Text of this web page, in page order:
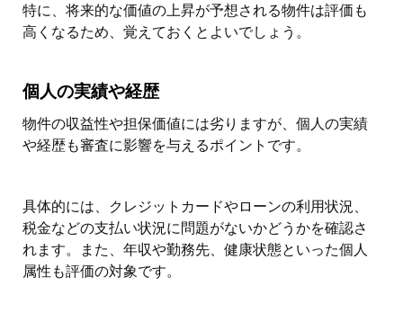
特に、将来的な価値の上昇が予想される物件は評価も
高くなるため、覚えておくとよいでしょう。
個人の実績や経歴
物件の収益性や担保価値には劣りますが、個人の実績
や経歴も審査に影響を与えるポイントです。
具体的には、クレジットカードやローンの利用状況、
税金などの支払い状況に問題がないかどうかを確認さ
れます。また、年収や勤務先、健康状態といった個人
属性も評価の対象です。